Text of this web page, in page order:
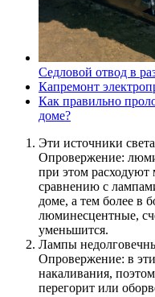
Седловой отвод в
Капремонт
Как правильно
доме?
Эти источники
Опровержение:
при этом расходуют
сравнению с
доме, а тем более в
люминесцентные,
уменьшится.
Лампы
Опровержение: в
накаливания,
перегорит или